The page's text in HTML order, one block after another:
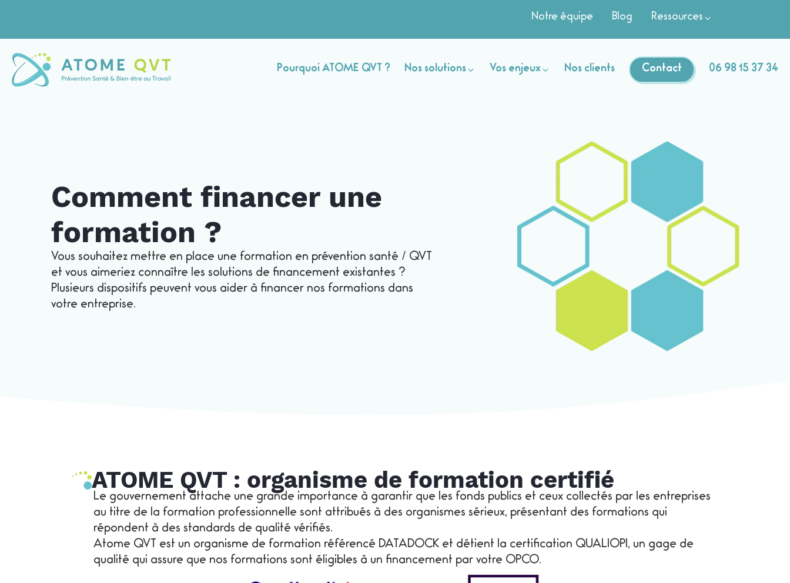
Notre équipe Blog Ressources
Pourquoi ATOME QVT ? Nos solutions Vos enjeux Nos clients Contact 06 98 15 37 34
Comment financer une
formation ?
Vous souhaitez mettre en place une formation en prévention santé / QVT
et vous aimeriez connaître les solutions de financement existantes ?
Plusieurs dispositifs peuvent vous aider à financer nos formations dans
votre entreprise.
ATOME QVT : organisme de formation certifié
Le gouvernement attache une grande importance à garantir que les fonds publics et ceux collectés par les entreprises
au titre de la formation professionnelle sont attribués à des organismes sérieux, présentant des formations qui
répondent à des standards de qualité vérifiés.
Atome QVT est un organisme de formation référencé DATADOCK et détient la certification QUALIOPI, un gage de
qualité qui assure que nos formations sont éligibles à un financement par votre OPCO.